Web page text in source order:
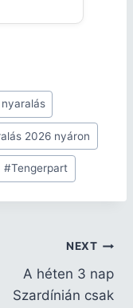
2026 nyáron
#Tengerpart
NEXT
A héten 3 nap
Szardínián csak